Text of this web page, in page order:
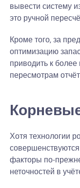
вывести систему
это ручной
Кроме того, за
оптимизацию
приводить к
пересмотрам
Хотя технологии
факторы по-
неточностей в